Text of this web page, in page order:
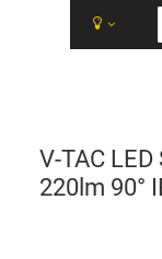
V-TAC
220lm 90°